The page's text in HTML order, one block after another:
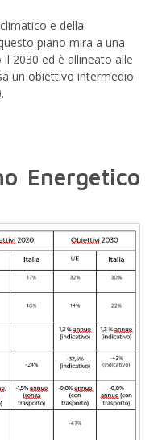
e della
piano mira a una
2030 ed è allineato alle
un obiettivo intermedio
Energetico